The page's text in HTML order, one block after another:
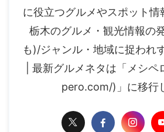
に役立つグルメやスポット情
栃木のグルメ・観光情報の
も)/ジャンル・地域に捉われ
| 最新グルメネタは「メシ
pero.com/)」に移行